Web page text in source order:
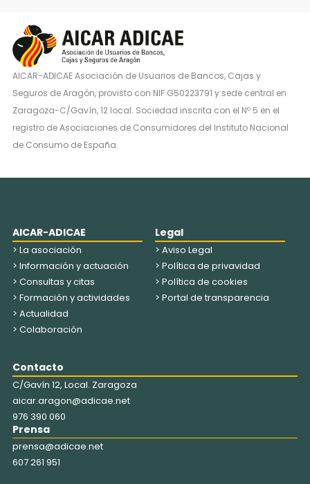
AICAR-ADICAE Asociación de Usuarios de Bancos, Cajas y
Seguros de Aragón, provisto con NIF G50223791 y sede central en
Zaragoza-C/Gavín, 12 local. Sociedad inscrita con el Nº 5 en el
registro de Asociaciones de Consumidores del Instituto Nacional
de Consumo de España.
AICAR-ADICAE
> La asociación
> Información y actuación
> Consultas y citas
> Formación y actividades
> Actualidad
> Colaboración
Legal
> Aviso Legal
> Política de privavidad
> Política de cookies
> Portal de transparencia
Contacto
C/Gavín 12, Local. Zaragoza
aicar.aragon@adicae.net
976 390 060
Prensa
prensa@adicae.net
607 261 951